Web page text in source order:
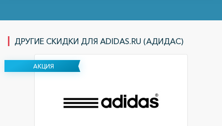
ДРУГИЕ СКИДКИ ДЛЯ ADIDAS.RU (АДИДАС)
АКЦИЯ